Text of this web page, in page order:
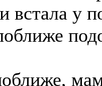
встала у